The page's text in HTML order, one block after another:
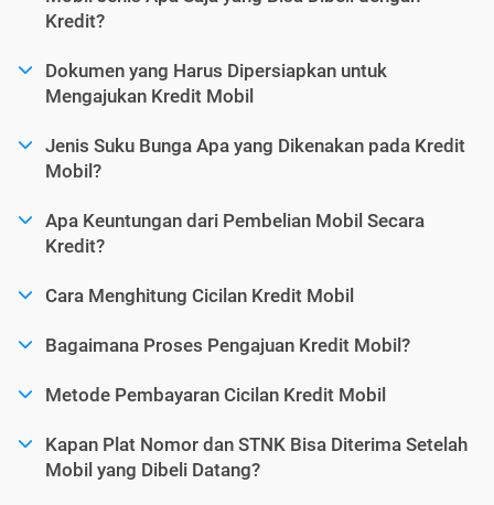
Kredit?
Dokumen yang Harus Dipersiapkan untuk
Mengajukan Kredit Mobil
Jenis Suku Bunga Apa yang Dikenakan pada Kredit
Mobil?
Apa Keuntungan dari Pembelian Mobil Secara
Kredit?
Cara Menghitung Cicilan Kredit Mobil
Bagaimana Proses Pengajuan Kredit Mobil?
Metode Pembayaran Cicilan Kredit Mobil
Kapan Plat Nomor dan STNK Bisa Diterima Setelah
Mobil yang Dibeli Datang?